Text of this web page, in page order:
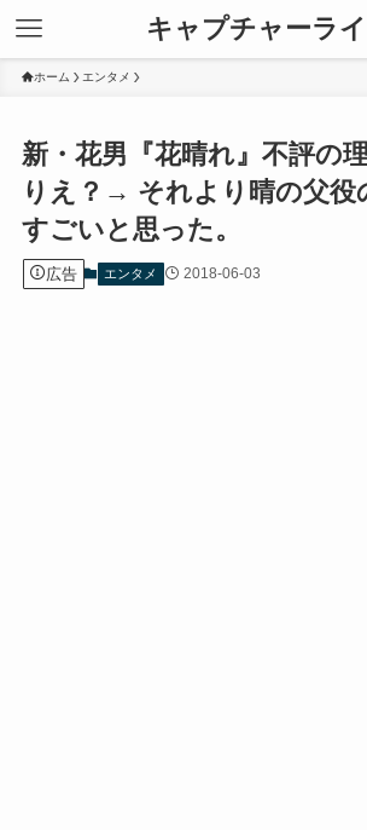
キャプチャーラ
ホーム エンタメ
新・花男『花晴れ』不評の
りえ？→ それより晴の父役
すごいと思った。
広告 エンタメ 2018-06-03